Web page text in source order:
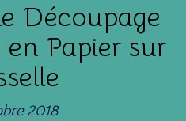
Découpage
en Papier sur
2018